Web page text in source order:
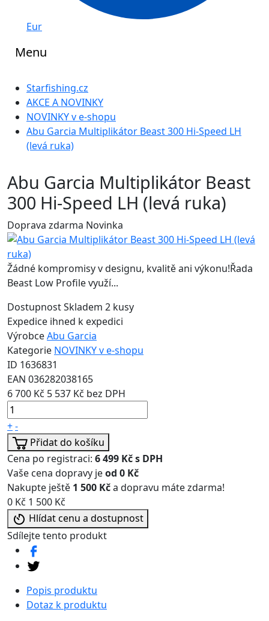
Eur
Menu
Starfishing.cz
AKCE A NOVINKY
NOVINKY v e-shopu
Abu Garcia Multiplikátor Beast 300 Hi-Speed LH
(levá ruka)
Abu Garcia Multiplikátor Beast
300 Hi-Speed LH (levá ruka)
Doprava zdarma Novinka
Žádné kompromisy v designu, kvalitě ani výkonu!Řada
Beast Low Profile využí...
DostupnostSkladem 2 kusy
Expedice ihned k expedici
VýrobceAbu Garcia
Kategorie NOVINKY v e-shopu
ID 1636831
EAN 036282038165
6 700 Kč 5 537 Kč bez DPH
+-
Přidat do košíku
Cena po registraci: 6 499 Kč s DPH
Vaše cena dopravy jeod 0 Kč
Nakupte ještě 1 500 Kča dopravu máte zdarma!
0 Kč 1 500 Kč
Hlídat cenu a dostupnost
Sdílejte tento produkt
Popis produktu
Dotaz k produktu